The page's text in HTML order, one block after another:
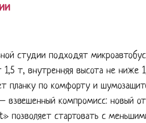
студии подходят
т, внутренняя высота не ниже
планку по комфорту и
взвешенный компромисс: новый
позволяет стартовать с